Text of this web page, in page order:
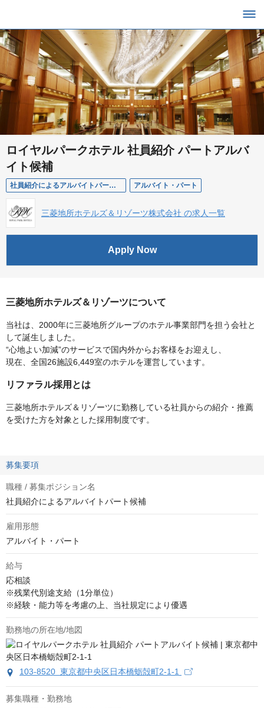
ロイヤルパークホテル 社員紹介 パートアルバ
イト候補
社員紹介によるアルバイトパート候補 アルバイト・パート
三菱地所ホテルズ＆リゾーツ株式会社 の求人一覧
Apply Now
三菱地所ホテルズ＆リゾーツについて
当社は、2000年に三菱地所グループのホテル事業部門を担う会社と
して誕生しました。
“心地よい加減”のサービスで国内外からお客様をお迎えし、
現在、全国26施設6,449室のホテルを運営しています。
リファラル採用とは
三菱地所ホテルズ＆リゾーツに勤務している社員からの紹介・推薦
を受けた方を対象とした採用制度です。
募集要項
職種 / 募集ポジション名
社員紹介によるアルバイトパート候補
雇用形態
アルバイト・パート
給与
応相談
※残業代別途支給（1分単位）
※経験・能力等を考慮の上、当社規定により優遇
勤務地の所在地/地図
103-8520 東京都中央区日本橋蛎殻町2-1-1
募集職種・勤務地